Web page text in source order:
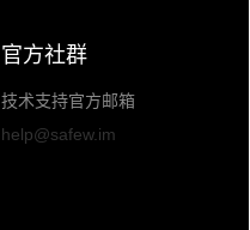
官方社群
技术支持官方邮箱
help@safew.im